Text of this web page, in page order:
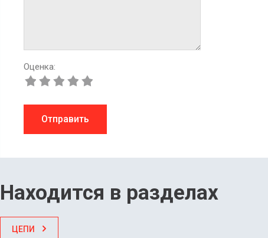
Оценка:
Отправить
Находится в разделах
ЦЕПИ